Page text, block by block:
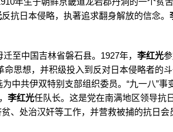
反抗日本侵略，执著追求翻身解放的信念。
至中国吉林省磐石县。1927年， 李红光
思想，并积级投入到反对日本侵略者的斗
中共伊双特别支部组织委员。“九一八”事
李红光任队长。这是党在南满地区领导抗
、处治汉奸等工作，并营救被捕的抗日会